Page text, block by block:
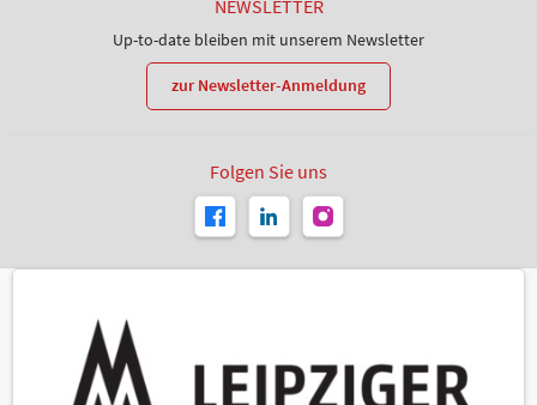
NEWSLETTER
Up-to-date bleiben mit unserem Newsletter
zur Newsletter-Anmeldung
Folgen Sie uns